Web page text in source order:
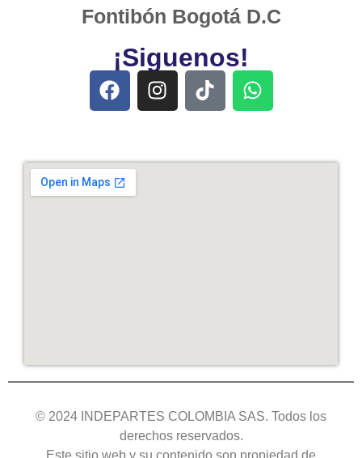
Fontibón Bogotá D.C
¡Siguenos!
© 2024 INDEPARTES COLOMBIA SAS. Todos los
derechos reservados.
Este sitio web y su contenido son propiedad de